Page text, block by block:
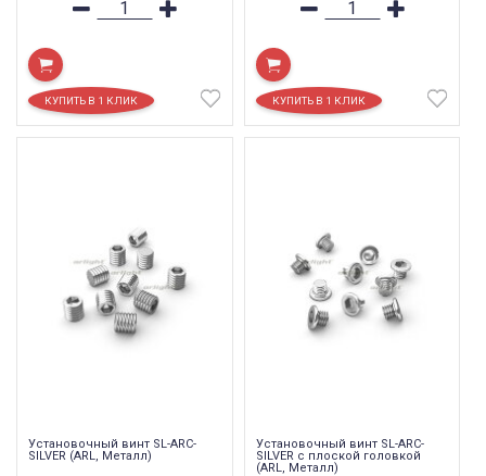
Установочный винт SL-ARC-
SILVER (ARL, Металл)
Установочный винт SL-ARC-
SILVER с плоской головкой
(ARL, Металл)